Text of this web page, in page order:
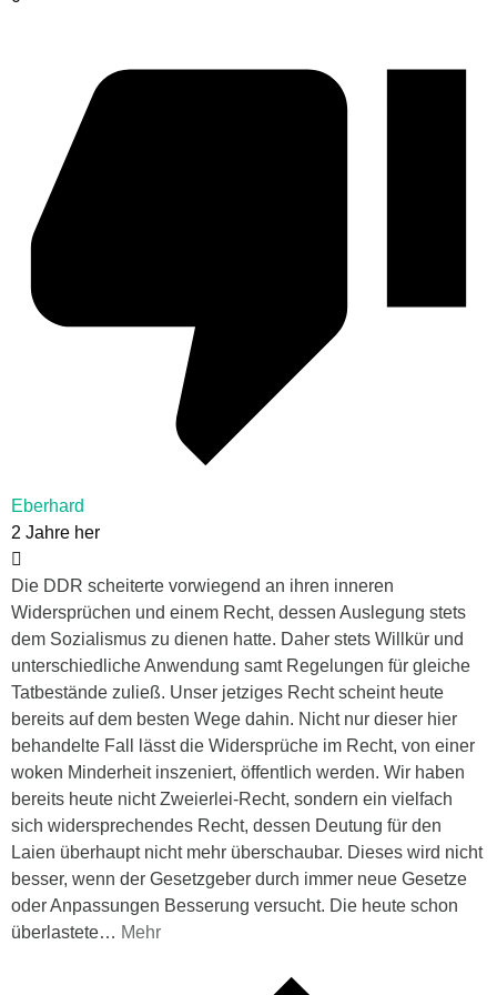
Eberhard
2 Jahre her
Die DDR scheiterte vorwiegend an ihren inneren
Widersprüchen und einem Recht, dessen Auslegung stets
dem Sozialismus zu dienen hatte. Daher stets Willkür und
unterschiedliche Anwendung samt Regelungen für gleiche
Tatbestände zuließ. Unser jetziges Recht scheint heute
bereits auf dem besten Wege dahin. Nicht nur dieser hier
behandelte Fall lässt die Widersprüche im Recht, von einer
woken Minderheit inszeniert, öffentlich werden. Wir haben
bereits heute nicht Zweierlei-Recht, sondern ein vielfach
sich widersprechendes Recht, dessen Deutung für den
Laien überhaupt nicht mehr überschaubar. Dieses wird nicht
besser, wenn der Gesetzgeber durch immer neue Gesetze
oder Anpassungen Besserung versucht. Die heute schon
überlastete… Mehr